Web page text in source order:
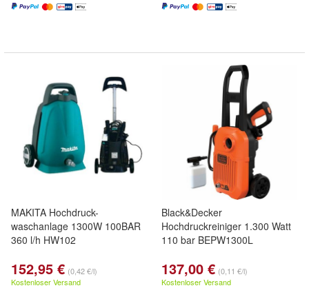
MAKITA Hochdruck-
waschanlage 1300W 100BAR
360 l/h HW102
152,95 € (0,42 €/l)
Kostenloser Versand
Black&Decker
Hochdruckreiniger 1.300 Watt
110 bar BEPW1300L
137,00 € (0,11 €/l)
Kostenloser Versand